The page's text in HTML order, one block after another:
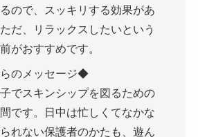
ので、スッキリする効果があ
だ、リラックスしたいという
がおすすめです。
のメッセージ◆
でスキンシップを図るための
です。日中は忙しくてなかな
れない保護者のかたも、遊ん